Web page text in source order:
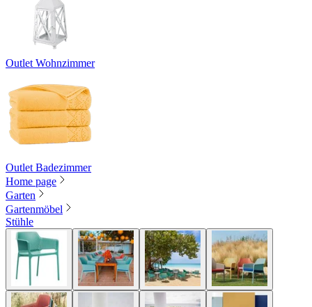
Outlet Wohnzimmer
Outlet Badezimmer
Home page
Garten
Gartenmöbel
Stühle